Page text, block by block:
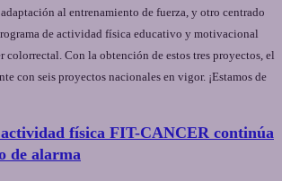
al entrenamiento de fuerza, y otro centrado
de actividad física educativo y motivacional
colorrectal. Con la obtención de estos tres proyectos, el
con seis proyectos nacionales en vigor. ¡Estamos de
física FIT-CANCER continúa
de alarma